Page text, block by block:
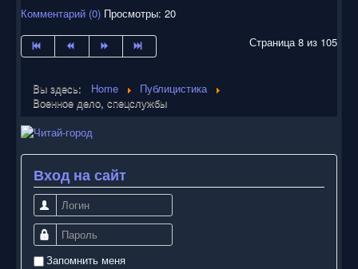
Комментарий (0) Просмотры: 20
Страница 8 из 105
Вы здесь: Home
Публицистика
Военное дело, спецслужбы
Вход на сайт
Логин
Пароль
Запомнить меня